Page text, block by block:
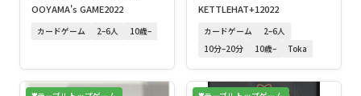
OOYAMA's GAME2022
カードゲーム 2–6人 10歳–
KETTLEHAT+12022
カードゲーム
2–6人
10分–20分
10歳– Toka